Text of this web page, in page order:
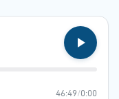
0:00
/
46:49